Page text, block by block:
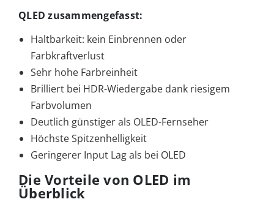
QLED zusammengefasst:
Haltbarkeit: kein Einbrennen oder
Farbkraftverlust
Sehr hohe Farbreinheit
Brilliert bei HDR-Wiedergabe dank riesigem
Farbvolumen
Deutlich günstiger als OLED-Fernseher
Höchste Spitzenhelligkeit
Geringerer Input Lag als bei OLED
Die Vorteile von OLED im
Überblick